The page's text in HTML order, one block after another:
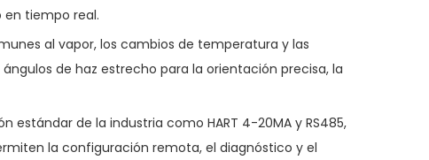
en tiempo real.
al vapor, los cambios de temperatura y las
de haz estrecho para la orientación precisa, la
de la industria como HART 4-20MA y RS485,
la configuración remota, el diagnóstico y el